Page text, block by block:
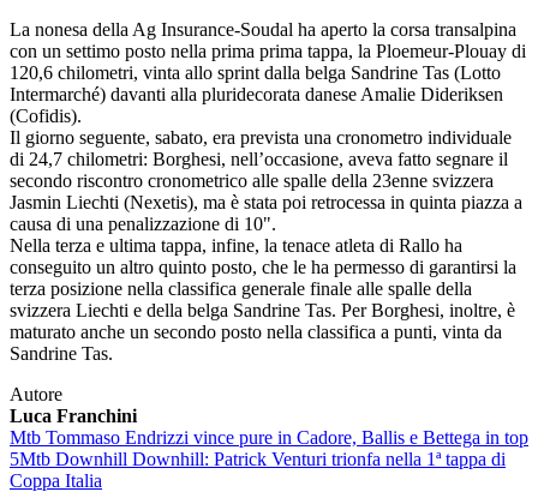
La nonesa della Ag Insurance-Soudal ha aperto la corsa transalpina
con un settimo posto nella prima prima tappa, la Ploemeur-Plouay di
120,6 chilometri, vinta allo sprint dalla belga Sandrine Tas (Lotto
Intermarché) davanti alla pluridecorata danese Amalie Dideriksen
(Cofidis).
Il giorno seguente, sabato, era prevista una cronometro individuale
di 24,7 chilometri: Borghesi, nell’occasione, aveva fatto segnare il
secondo riscontro cronometrico alle spalle della 23enne svizzera
Jasmin Liechti (Nexetis), ma è stata poi retrocessa in quinta piazza a
causa di una penalizzazione di 10".
Nella terza e ultima tappa, infine, la tenace atleta di Rallo ha
conseguito un altro quinto posto, che le ha permesso di garantirsi la
terza posizione nella classifica generale finale alle spalle della
svizzera Liechti e della belga Sandrine Tas. Per Borghesi, inoltre, è
maturato anche un secondo posto nella classifica a punti, vinta da
Sandrine Tas.
Autore
Luca Franchini
Mtb Tommaso Endrizzi vince pure in Cadore, Ballis e Bettega in top
5Mtb Downhill Downhill: Patrick Venturi trionfa nella 1ª tappa di
Coppa Italia